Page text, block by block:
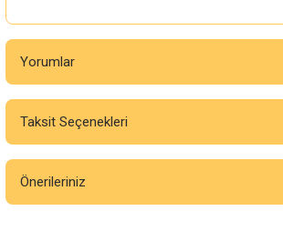
Yorumlar
Bu ürüne ilk yorumu siz yapın!
Taksit Seçenekleri
Önerileriniz